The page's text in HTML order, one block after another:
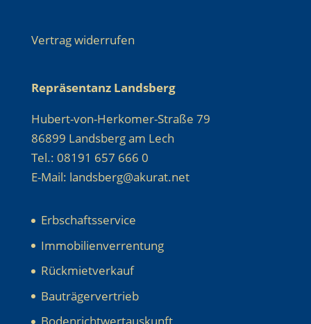
Vertrag widerrufen
Repräsentanz Landsberg
Hubert-von-Herkomer-Straße 79
86899 Landsberg am Lech
Tel.: 08191 657 666 0
E-Mail: landsberg@akurat.net
Erbschaftsservice
Immobilienverrentung
Rückmietverkauf
Bauträgervertrieb